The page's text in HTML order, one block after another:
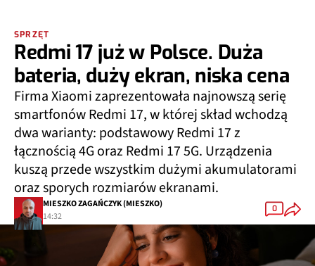
SPRZĘT
Redmi 17 już w Polsce. Duża
bateria, duży ekran, niska cena
Firma Xiaomi zaprezentowała najnowszą serię
smartfonów Redmi 17, w której skład wchodzą
dwa warianty: podstawowy Redmi 17 z
łącznością 4G oraz Redmi 17 5G. Urządzenia
kuszą przede wszystkim dużymi akumulatorami
oraz sporych rozmiarów ekranami.
MIESZKO ZAGAŃCZYK (MIESZKO)
14:32
0